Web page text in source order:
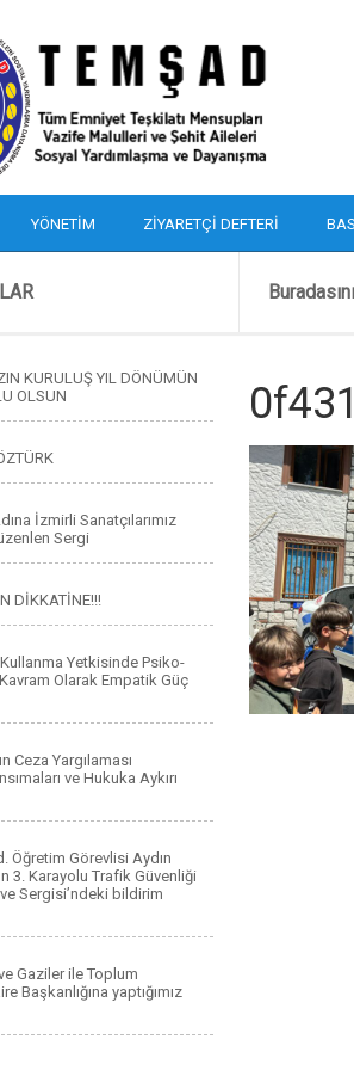
YÖNETIM ZIYARETÇI DEFTERI
KURULUŞ YIL DÖNÜMÜN
OLSUN
İzmirli Sanatçılarımız
Sergi
DİKKATİNE!!!
Yetkisinde Psiko-
Olarak Empatik Güç
Ceza Yargılaması
ve Hukuka Aykırı
Öğretim Görevlisi Aydın
3. Karayolu Trafik Güvenliği
Sergisi’ndeki bildirim
Gaziler ile Toplum
Başkanlığına yaptığımız